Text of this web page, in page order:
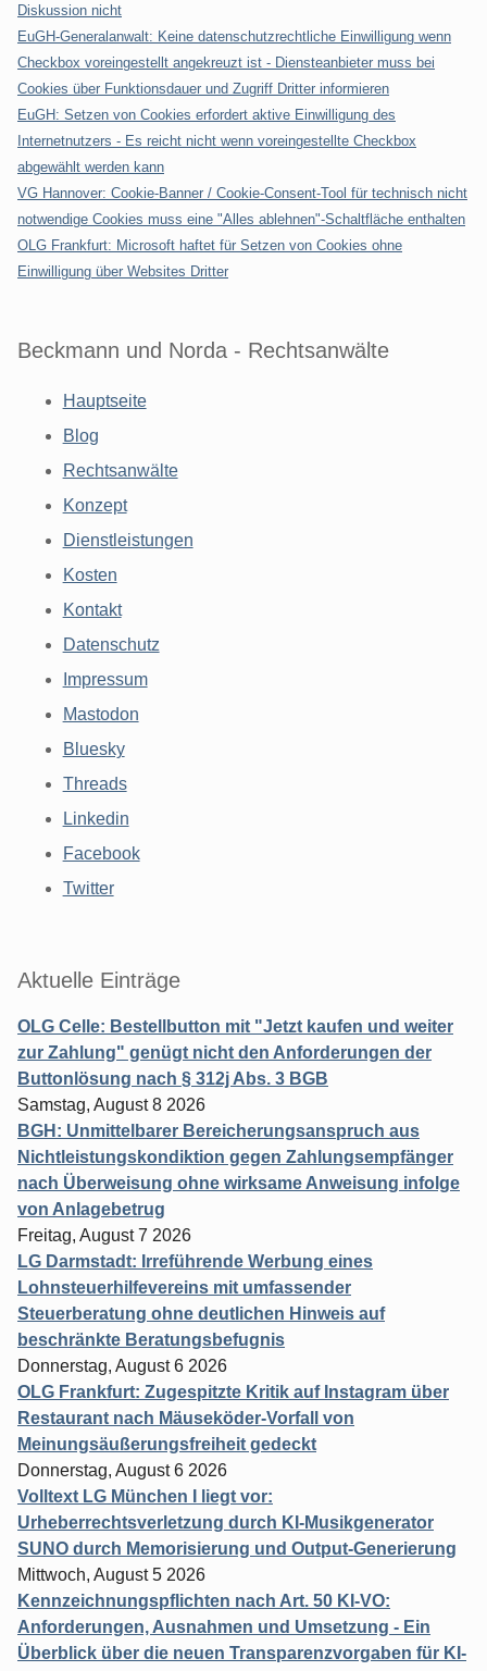
Diskussion nicht
EuGH-Generalanwalt: Keine datenschutzrechtliche Einwilligung wenn
Checkbox voreingestellt angekreuzt ist - Diensteanbieter muss bei
Cookies über Funktionsdauer und Zugriff Dritter informieren
EuGH: Setzen von Cookies erfordert aktive Einwilligung des
Internetnutzers - Es reicht nicht wenn voreingestellte Checkbox
abgewählt werden kann
VG Hannover: Cookie-Banner / Cookie-Consent-Tool für technisch nicht
notwendige Cookies muss eine "Alles ablehnen"-Schaltfläche enthalten
OLG Frankfurt: Microsoft haftet für Setzen von Cookies ohne
Einwilligung über Websites Dritter
Beckmann und Norda - Rechtsanwälte
Hauptseite
Blog
Rechtsanwälte
Konzept
Dienstleistungen
Kosten
Kontakt
Datenschutz
Impressum
Mastodon
Bluesky
Threads
Linkedin
Facebook
Twitter
Aktuelle Einträge
OLG Celle: Bestellbutton mit "Jetzt kaufen und weiter
zur Zahlung" genügt nicht den Anforderungen der
Buttonlösung nach § 312j Abs. 3 BGB
Samstag, August 8 2026
BGH: Unmittelbarer Bereicherungsanspruch aus
Nichtleistungskondiktion gegen Zahlungsempfänger
nach Überweisung ohne wirksame Anweisung infolge
von Anlagebetrug
Freitag, August 7 2026
LG Darmstadt: Irreführende Werbung eines
Lohnsteuerhilfevereins mit umfassender
Steuerberatung ohne deutlichen Hinweis auf
beschränkte Beratungsbefugnis
Donnerstag, August 6 2026
OLG Frankfurt: Zugespitzte Kritik auf Instagram über
Restaurant nach Mäuseköder-Vorfall von
Meinungsäußerungsfreiheit gedeckt
Donnerstag, August 6 2026
Volltext LG München I liegt vor:
Urheberrechtsverletzung durch KI-Musikgenerator
SUNO durch Memorisierung und Output-Generierung
Mittwoch, August 5 2026
Kennzeichnungspflichten nach Art. 50 KI-VO:
Anforderungen, Ausnahmen und Umsetzung - Ein
Überblick über die neuen Transparenzvorgaben für KI-